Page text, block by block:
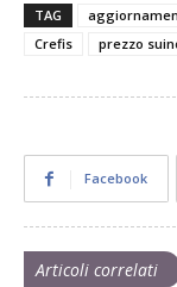
TAG
Crefis
prezzo
Facebook
Articoli correlati